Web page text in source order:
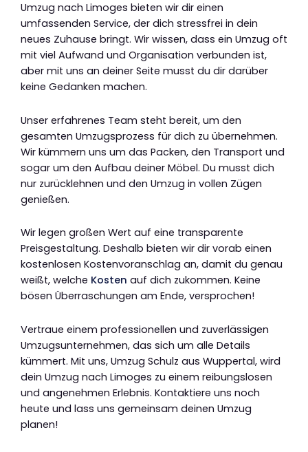
Umzug nach Limoges bieten wir dir einen
umfassenden Service, der dich stressfrei in dein
neues Zuhause bringt. Wir wissen, dass ein Umzug oft
mit viel Aufwand und Organisation verbunden ist,
aber mit uns an deiner Seite musst du dir darüber
keine Gedanken machen.
Unser erfahrenes Team steht bereit, um den
gesamten Umzugsprozess für dich zu übernehmen.
Wir kümmern uns um das Packen, den Transport und
sogar um den Aufbau deiner Möbel. Du musst dich
nur zurücklehnen und den Umzug in vollen Zügen
genießen.
Wir legen großen Wert auf eine transparente
Preisgestaltung. Deshalb bieten wir dir vorab einen
kostenlosen Kostenvoranschlag an, damit du genau
weißt, welche Kosten auf dich zukommen. Keine
bösen Überraschungen am Ende, versprochen!
Vertraue einem professionellen und zuverlässigen
Umzugsunternehmen, das sich um alle Details
kümmert. Mit uns, Umzug Schulz aus Wuppertal, wird
dein Umzug nach Limoges zu einem reibungslosen
und angenehmen Erlebnis. Kontaktiere uns noch
heute und lass uns gemeinsam deinen Umzug
planen!